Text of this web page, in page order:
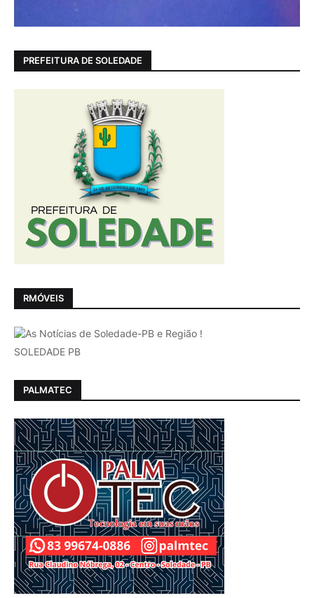
PREFEITURA DE SOLEDADE
RMÓVEIS
SOLEDADE PB
PALMATEC